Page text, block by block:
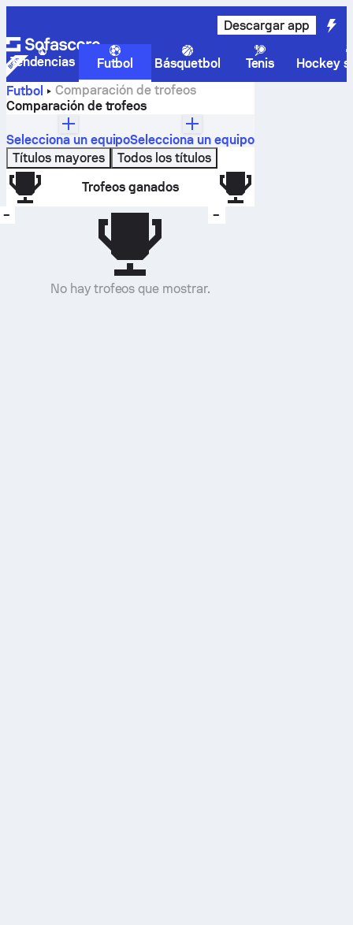
Descargar app
Tendencias Futbol Básquetbol Tenis
Hockey
Futbol
Comparación de trofeos
Comparación de trofeos
Selecciona un equipoSelecciona un equipo
Títulos mayores
Todos los títulos
–
Trofeos ganados
–
No hay trofeos que mostrar.